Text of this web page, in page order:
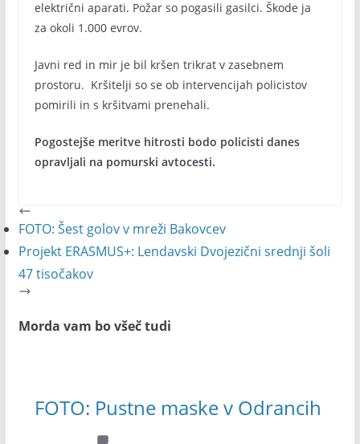
električni aparati. Požar so pogasili gasilci. Škode ja
za okoli 1.000 evrov.
Javni red in mir je bil kršen trikrat v zasebnem
prostoru. Kršitelji so se ob intervencijah policistov
pomirili in s kršitvami prenehali.
Pogostejše meritve hitrosti bodo policisti danes
opravljali na pomurski avtocesti.
FOTO: Šest golov v mreži Bakovcev
Projekt ERASMUS+: Lendavski Dvojezični srednji šoli
47 tisočakov
Morda vam bo všeč tudi
FOTO: Pustne maske v Odrancih